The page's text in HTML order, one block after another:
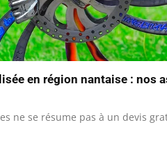
en région nantaise : nos
ne se résume pas à un devis